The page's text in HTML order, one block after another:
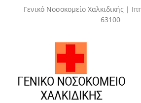
Γενικό Νοσοκομείο Χαλκιδικής |
63100